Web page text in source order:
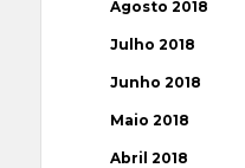
Agosto 2018
Julho 2018
Junho 2018
Maio 2018
Abril 2018